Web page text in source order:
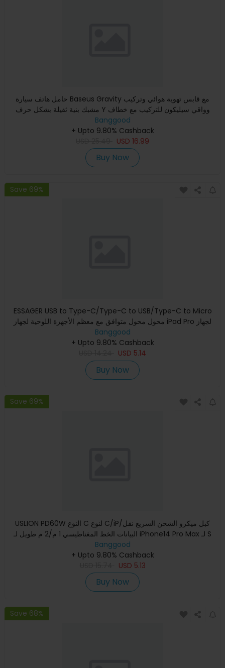
حامل هاتف سيارة Baseus Gravity مع قابس تهوية هوائي وتركيب
مشبك بنية ثقيلة بشكل حرف Y وواقي سيليكون للتركيب مع خطاف
الذيل
Banggood
+ Upto 9.80% Cashback
USD 16.99
Buy Now
Save 69%
ESSAGER USB to Type-C/Type-C to USB/Type-C to Micro
محول محول متوافق مع معظم الأجهزة اللوحية لجهاز iPad Pro لجهاز
Samsun
Banggood
+ Upto 9.80% Cashback
USD 5.14
Buy Now
Save 69%
USLION PD60W النوع C لنوع C/iP/كبل ميكرو الشحن السريع نقل
البيانات الخط المغناطيسي 1 م/2 م طويل لـ iPhone14 Pro Max لـ S
Banggood
+ Upto 9.80% Cashback
USD 5.13
Buy Now
Save 68%